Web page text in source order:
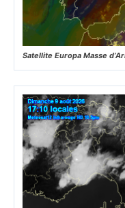
Satellite Europa Masse